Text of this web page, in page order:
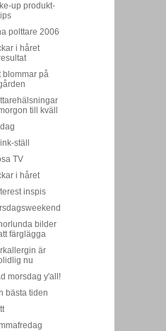
up produkt-
polttare 2006
i håret
blommar på
till kväll
ställ
TV
i håret
inspis
bilder
färglägga
är
nu
morsdag y'all!
bästa tiden